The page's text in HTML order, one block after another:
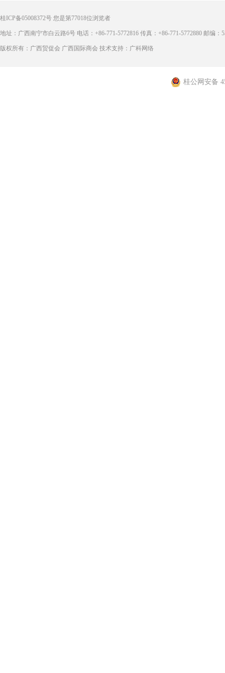
桂ICP备05008372号 您是第77018位浏览者
地址：广西南宁市白云路6号 电话：+86-771-5772816 传真：+86-771-5772880 邮编：
版权所有：广西贸促会 广西国际商会 技术支持：广科网络
桂公网安备